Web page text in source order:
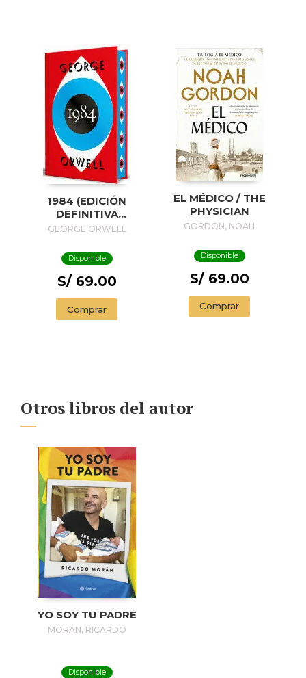
1984 (EDICIÓN
DEFINITIVA
AVALADA POR THE
(EDICIÓN ESPECIAL
LIMITADA CON
CANTOS
(EDITION
ENDORSED BY THE
GEORGE ORWELL
Disponible
S/ 69.00
Comprar
EL MÉDICO / THE
PHYSICIAN
GORDON, NOAH
Disponible
S/ 69.00
Comprar
Otros libros del autor
YO SOY TU PADRE
MORÁN, RICARDO
Disponible